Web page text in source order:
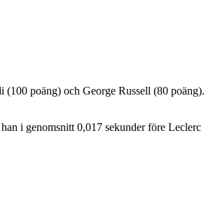
poäng) och George Russell (80 poäng).
i genomsnitt 0,017 sekunder före Leclerc